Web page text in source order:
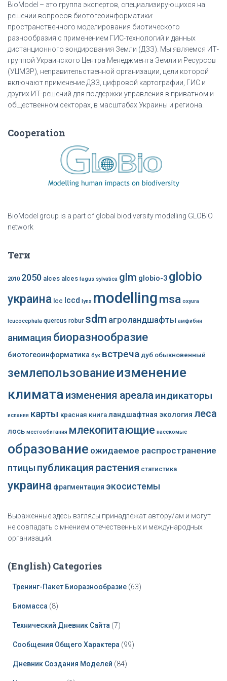
BioModel – это группа экспертов, специализирующихся на
решении вопросов биотогеоинформатики:
пространственного моделирования биотического
разнообразия с применением ГИС-технологий и данных
дистанционного зондирования Земли (ДЗЗ). Мы являемся ИТ-
группой Украинского Центра Менеджмента Земли и Ресурсов
(УЦМЗР), неправительственной организации, цели которой
включают применение ДЗЗ, цифровой картографии, ГИС и
других ИТ-решений для поддержки управления в приватном и
общественном секторах, в масштабах Украины и региона.
Cooperation
BioModel group is a part of global biodiversity modelling GLOBIO
network
Теги
2010 2050 alces alces fagus sylvatica glm globio-3 globio
украина lcc lccd lynx modellingmsa oxyura
leucocephala quercus robur sdm агроландшафты амфибии
анимация биоразнообразие
биотогеоинформатика бук встреча дуб обыкновенный
землепользованиеизменение
климата изменения ареалаиндикаторы
испания карты красная книга ландшафтная экология леса
лось местообитания млекопитающие насекомые
образование ожидаемое распространение
птицы публикация растения статистика
украина фрагментация экосистемы
Выраженные здесь взгляды принадлежат автору/ам и могут
не совпадать с мнением отечественных и международных
организаций.
(English) Categories
Тренинг-Пакет Биоразнообразие (63)
Биомасса (8)
Технический Дневник Сайта (7)
Сообщения Общего Характера (99)
Дневник Создания Моделей (84)